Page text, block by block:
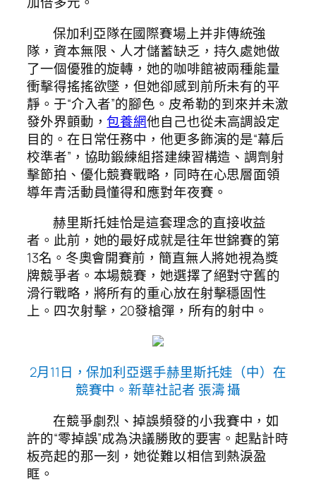
保加利亞隊在國際賽場上并非傳統強
隊，資本無限、人才儲蓄缺乏，持久處她做
了一個優雅的旋轉，她的咖啡館被兩種能量
衝擊得搖搖欲墜，但她卻感到前所未有的平
靜。于“介入者”的腳色。皮希勒的到來并未激
發外界顫動，包養網他自己也從未高調設定
目的。在日常任務中，他更多飾演的是“幕后
校準者”，協助鍛練組搭建練習構造、調劑射
擊節拍、優化競賽戰略，同時在心思層面領
導年青活動員懂得和應對年夜賽。
赫里斯托娃恰是這套理念的直接收益
者。此前，她的最好成就是往年世錦賽的第
13名。冬奧會開賽前，簡直無人將她視為獎
牌競爭者。本場競賽，她選擇了絕對守舊的
滑行戰略，將所有的重心放在射擊穩固性
上。四次射擊，20發槍彈，所有的射中。
2月11日，保加利亞選手赫里斯托娃（中）在
競賽中。新華社記者 張濤 攝
在競爭劇烈、掉誤頻發的小我賽中，如
許的“零掉誤”成為決議勝敗的要害。起點計時
板亮起的那一刻，她從難以相信到熱淚盈
眶。